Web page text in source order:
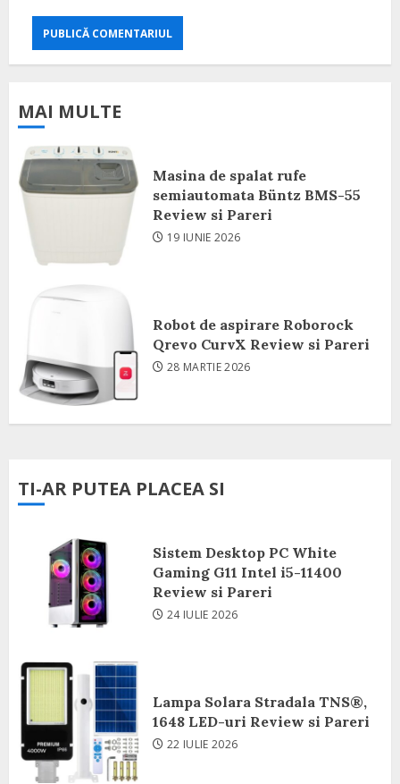
MAI MULTE
Masina de spalat rufe
semiautomata Büntz BMS-55
Review si Pareri
19 IUNIE 2026
Robot de aspirare Roborock
Qrevo CurvX Review si Pareri
28 MARTIE 2026
TI-AR PUTEA PLACEA SI
Sistem Desktop PC White
Gaming G11 Intel i5-11400
Review si Pareri
24 IULIE 2026
Lampa Solara Stradala TNS®,
1648 LED-uri Review si Pareri
22 IULIE 2026